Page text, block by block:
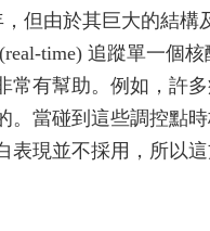
，但由於其巨大的結
time) 追蹤單一個
常有幫助。例如，許
。當碰到這些調控點
表現並不採用，所以